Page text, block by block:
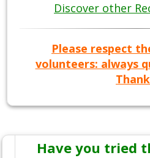
Discover other
Please respect
volunteers: always
Have you tried